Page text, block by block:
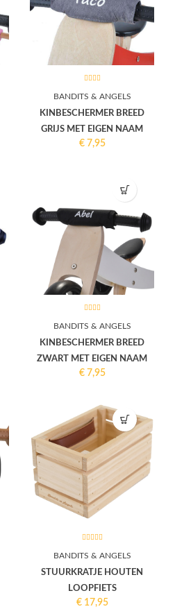
BANDITS & ANGELS
KINBESCHERMER BREED
GRIJS MET EIGEN NAAM
€ 7,95
BANDITS & ANGELS
KINBESCHERMER BREED
ZWART MET EIGEN NAAM
€ 7,95
BANDITS & ANGELS
STUURKRATJE HOUTEN
LOOPFIETS
€ 17,95